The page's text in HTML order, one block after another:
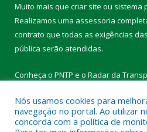
Muito mais que criar site ou sistema
Realizamos uma assessoria
contrato que todas as exigências das
pública serão atendidas.
Conheça o PNTP e o Radar da
Nós usamos cookies para
navegação no portal. Ao utilizar
concorda com a política de